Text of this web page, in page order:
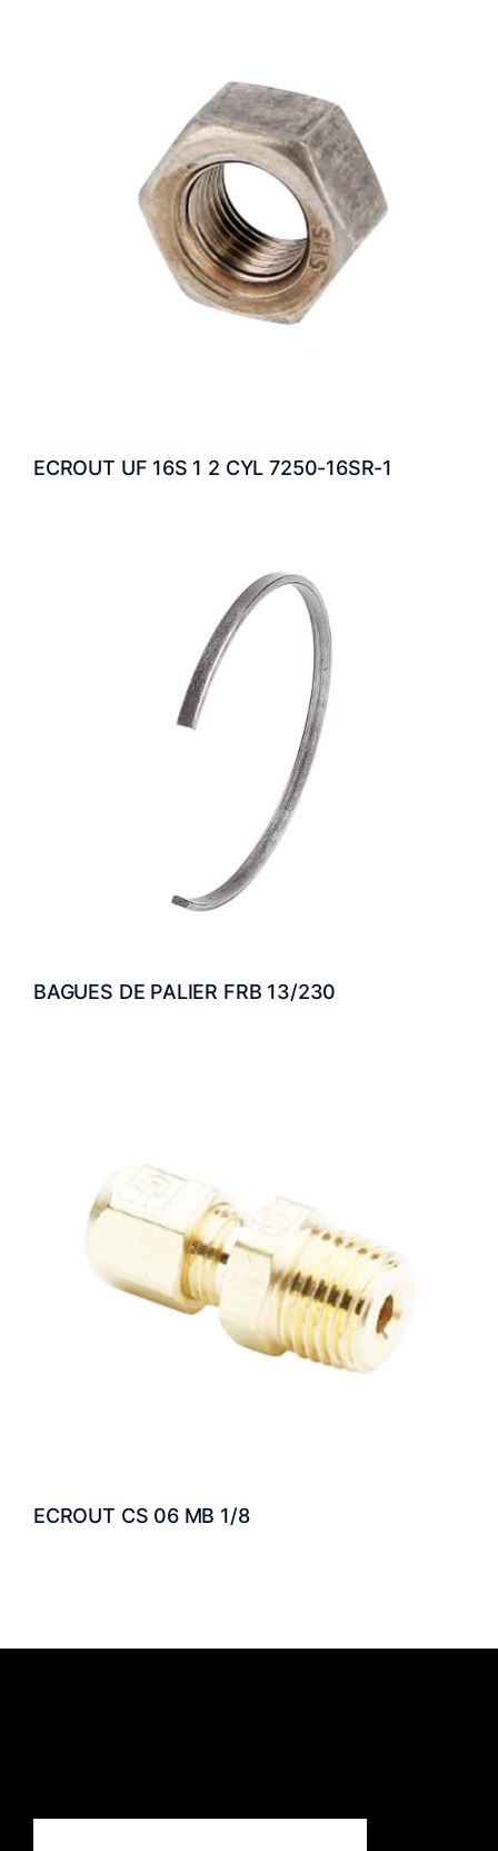
ECROUT UF 16S 1 2 CYL 7250-16SR-1
BAGUES DE PALIER FRB 13/230
ECROUT CS 06 MB 1/8